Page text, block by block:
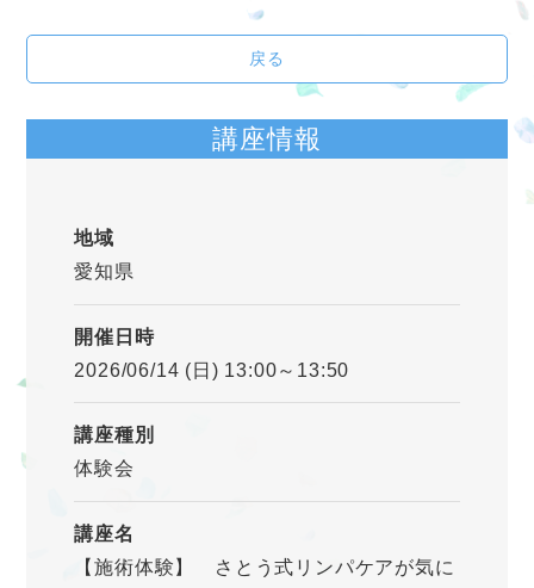
戻る
講座情報
地域
愛知県
開催日時
2026/06/14 (日) 13:00～13:50
講座種別
体験会
講座名
【施術体験】 さとう式リンパケアが気に